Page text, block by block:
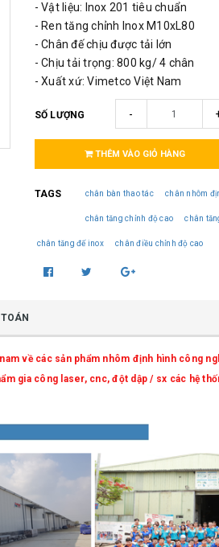
- Vật liệu: Inox 201 tiêu chuẩn
- Ren tăng chỉnh Inox M10xL80
- Chân đế chịu được tải lớn
- Chịu tải trọng: 800 kg/ 4 chân
- Xuất xứ: Vimetco Việt Nam
SỐ LƯỢNG -
THÊM VÀO GIỎ HÀNG
TAGS chân bàn thao tác chân nhôm
chân tăng chỉnh độ cao chân
chân tăng đế inox chân điều chỉnh độ cao
về các sản phẩm nhôm định hình công
gia công laser, cnc, đột dập / sx các hệ